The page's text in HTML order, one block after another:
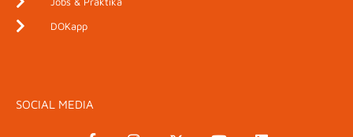
DOKapp
SOCIAL MEDIA